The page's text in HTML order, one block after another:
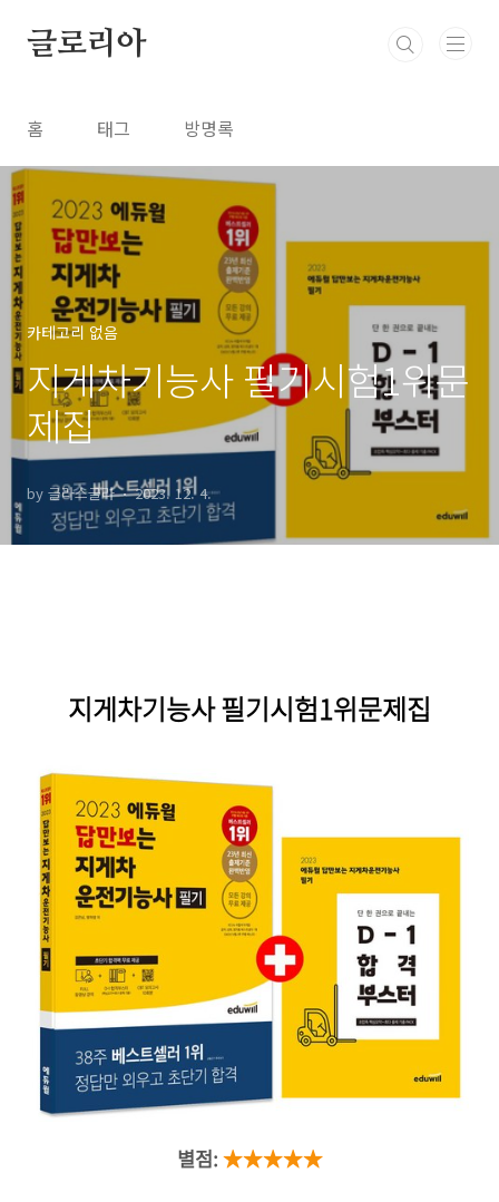
글로리아
홈 태그 방명록
카테고리 없음
지게차기능사 필기시험1위문
제집
by 글라스글라 2023. 12. 4.
지게차기능사 필기시험1위문제집
별점:★★★★★